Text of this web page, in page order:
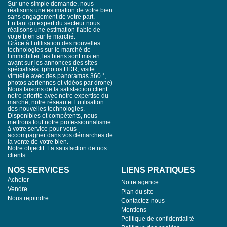
generous volumes, creating a rare urban living experience. A
Family Home with Multiple Living Spaces Spread over four
levels, complemented by cellars, this 11-room residence
includes: a double living room, a TV lounge, five spacious
bedrooms and two offices. Each floor has its own distinct
atmosphere, combining functionality and elegance, ideal for
harmonious family living. Bright and Versatile Outdoor Spaces
Three terraces allow for full enjoyment of the outdoors: a
ground-floor terrace for convivial gatherings, a first-floor terrace,
a rooftop terrace offering panoramic views over the city and
surrounding hills. The intimate landscaped garden and
renovated garage complete this exceptional property.
Professional Space Potential The ground floor features
independent areas suitable for a professional activity, including a
meeting room, office, and waiting area. A Prime Location
Located within immediate reach of shops, schools, middle and
high schools, and the train station, this residence perfectly
combines urban convenience and tranquility. A truly unique
property, ideal for a family seeking modern comfort and
exceptional outdoor spaces in the heart of Alès.
Sur une simple demande, nous
réalisons une estimation de votre bien
sans engagement de votre part.
En tant qu’expert du secteur nous
réalisons une estimation fiable de
votre bien sur le marché.
Grâce à l’utilisation des nouvelles
technologies sur le marché de
l’immobilier, les biens sont mis en
avant sur les annonces des sites
spécialisés. (photos HDR, visite
virtuelle avec des panoramas 360 °,
photos aériennes et vidéos par drone)
Nous faisons de la satisfaction client
notre priorité avec notre expertise du
marché, notre réseau et l’utilisation
des nouvelles technologies.
Disponibles et compétents, nous
mettrons tout notre professionnalisme
à votre service pour vous
accompagner dans vos démarches de
la vente de votre bien.
Notre objectif :La satisfaction de nos
clients
NOS SERVICES
Acheter
Vendre
Nous rejoindre
LIENS PRATIQUES
Notre agence
Plan du site
Contactez-nous
Mentions
Politique de confidentialité